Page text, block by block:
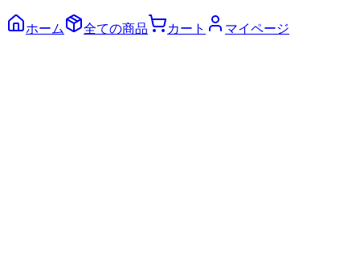
ホーム 全ての商品 カート マイページ